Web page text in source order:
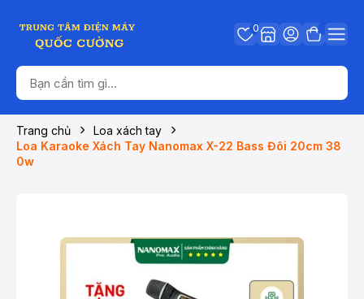
0
Trang chủ
Loa xách tay
Loa Karaoke Xách Tay Nanomax X-22 Bass Đôi 20cm 38
0w